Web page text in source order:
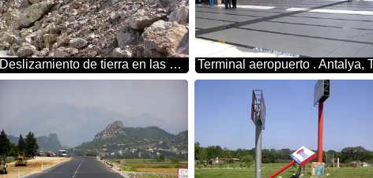
Deslizamiento de tierra en las montañas